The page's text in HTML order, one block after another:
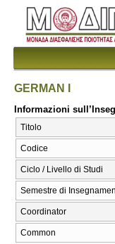
GERMAN I
Informazioni
Titolo
Codice
Ciclo / Livello di Studi
Semestre di
Coordinator
Common